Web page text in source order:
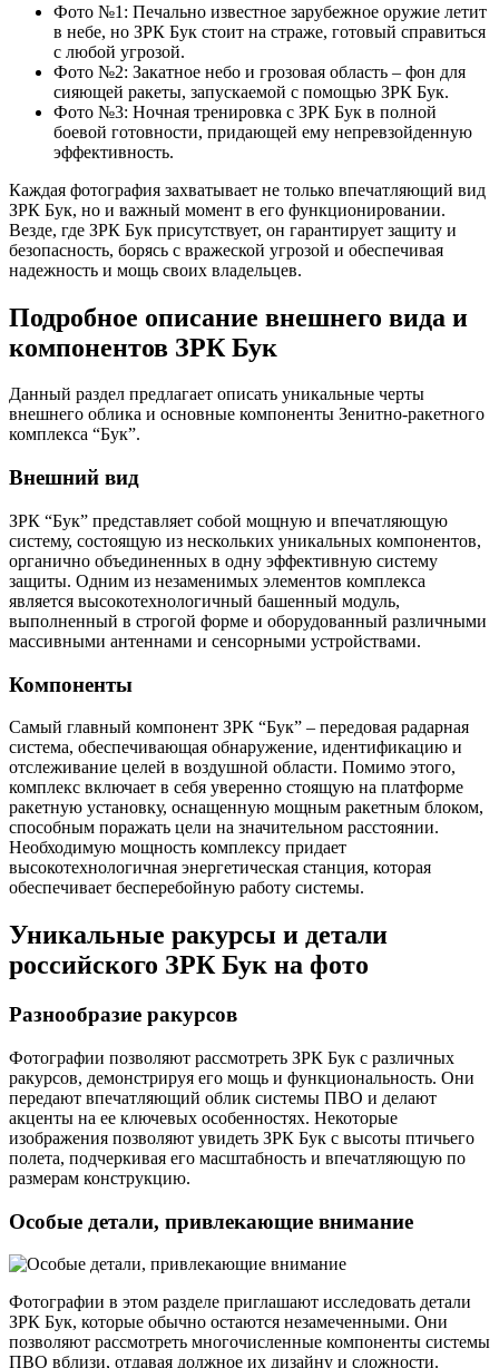
Фото №1: Печально известное зарубежное оружие летит
в небе, но ЗРК Бук стоит на страже, готовый справиться
с любой угрозой.
Фото №2: Закатное небо и грозовая область – фон для
сияющей ракеты, запускаемой с помощью ЗРК Бук.
Фото №3: Ночная тренировка с ЗРК Бук в полной
боевой готовности, придающей ему непревзойденную
эффективность.
Каждая фотография захватывает не только впечатляющий вид
ЗРК Бук, но и важный момент в его функционировании.
Везде, где ЗРК Бук присутствует, он гарантирует защиту и
безопасность, борясь с вражеской угрозой и обеспечивая
надежность и мощь своих владельцев.
Подробное описание внешнего вида и
компонентов ЗРК Бук
Данный раздел предлагает описать уникальные черты
внешнего облика и основные компоненты Зенитно-ракетного
комплекса “Бук”.
Внешний вид
ЗРК “Бук” представляет собой мощную и впечатляющую
систему, состоящую из нескольких уникальных компонентов,
органично объединенных в одну эффективную систему
защиты. Одним из незаменимых элементов комплекса
является высокотехнологичный башенный модуль,
выполненный в строгой форме и оборудованный различными
массивными антеннами и сенсорными устройствами.
Компоненты
Самый главный компонент ЗРК “Бук” – передовая радарная
система, обеспечивающая обнаружение, идентификацию и
отслеживание целей в воздушной области. Помимо этого,
комплекс включает в себя уверенно стоящую на платформе
ракетную установку, оснащенную мощным ракетным блоком,
способным поражать цели на значительном расстоянии.
Необходимую мощность комплексу придает
высокотехнологичная энергетическая станция, которая
обеспечивает бесперебойную работу системы.
Уникальные ракурсы и детали
российского ЗРК Бук на фото
Разнообразие ракурсов
Фотографии позволяют рассмотреть ЗРК Бук с различных
ракурсов, демонстрируя его мощь и функциональность. Они
передают впечатляющий облик системы ПВО и делают
акценты на ее ключевых особенностях. Некоторые
изображения позволяют увидеть ЗРК Бук с высоты птичьего
полета, подчеркивая его масштабность и впечатляющую по
размерам конструкцию.
Особые детали, привлекающие внимание
Фотографии в этом разделе приглашают исследовать детали
ЗРК Бук, которые обычно остаются незамеченными. Они
позволяют рассмотреть многочисленные компоненты системы
ПВО вблизи, отдавая должное их дизайну и сложности.